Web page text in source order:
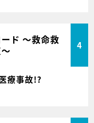
ド ～救命救
4
療事故!?